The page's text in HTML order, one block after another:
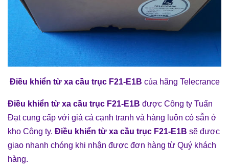
Điều khiển từ xa cầu trục F21-E1B của hãng Telecrance
Điều khiển từ xa cầu trục F21-E1B được Công ty Tuấn
Đạt cung cấp với giá cả cạnh tranh và hàng luôn có sẵn ở
kho Công ty. Điều khiển từ xa cầu trục F21-E1B sẽ được
giao nhanh chóng khi nhận được đơn hàng từ Quý khách
hàng.